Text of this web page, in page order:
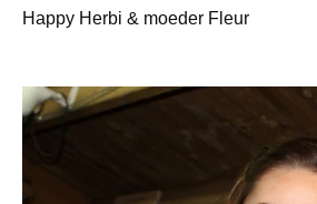
Happy Herbi & moeder Fleur